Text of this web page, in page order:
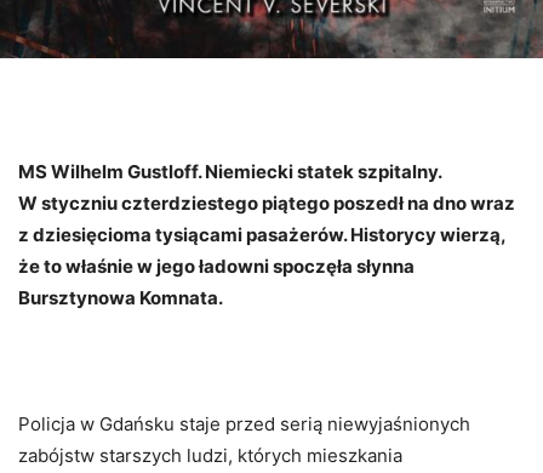
MS Wilhelm Gustloff. Niemiecki statek szpitalny.
W styczniu czterdziestego piątego poszedł na dno wraz
z dziesięcioma tysiącami pasażerów. Historycy wierzą,
że to właśnie w jego ładowni spoczęła słynna
Bursztynowa Komnata.
Policja w Gdańsku staje przed serią niewyjaśnionych
zabójstw starszych ludzi, których mieszkania